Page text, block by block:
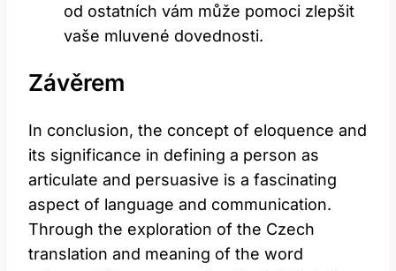
od ostatních vám může pomoci zlepšit
vaše mluvené dovednosti.
Závěrem
In conclusion, the concept of eloquence and
its significance in defining a person as
articulate and persuasive is a fascinating
aspect of language and communication.
Through the exploration of the Czech
translation and meaning of the word